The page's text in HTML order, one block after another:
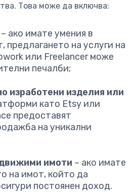
Това може да включва:
– ако имате умения в
предлагането на услуги на
или Freelancer може
печалби;
изработени изделия или
като Etsy или
предоставят
на уникални
имоти – ако имате
на имот, който да
постоянен доход.